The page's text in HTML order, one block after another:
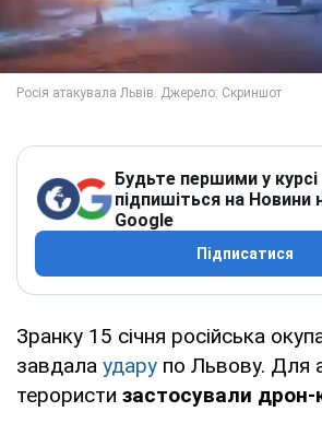
Будьте першими у
підпишіться на Новини
Google
Підписатися
Зранку 15 січня російська
завдала удару по Львову. Для
терористи застосували дрон-